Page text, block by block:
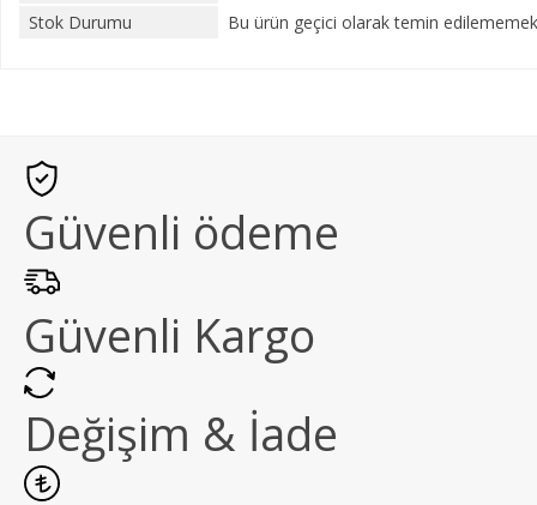
Stok Durumu
Bu ürün geçici olarak temin
Güvenli ödeme
Güvenli Kargo
Değişim & İade